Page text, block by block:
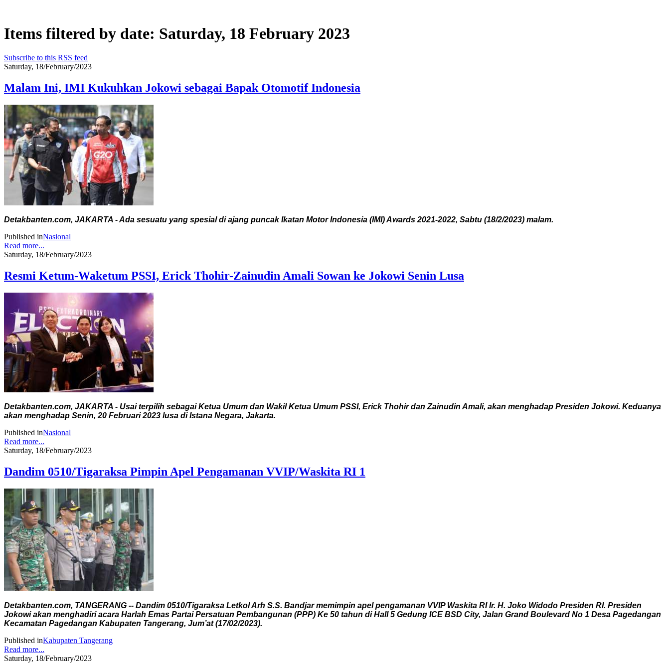
Items filtered by date: Saturday, 18 February 2023
Subscribe to this RSS feed
Saturday, 18/February/2023
Malam Ini, IMI Kukuhkan Jokowi sebagai Bapak Otomotif Indonesia
Detakbanten.com, JAKARTA - Ada sesuatu yang spesial di ajang puncak Ikatan Motor Indonesia (IMI) Awards 2021-2022, Sabtu (18/2/2023) malam.
Published inNasional
Read more...
Saturday, 18/February/2023
Resmi Ketum-Waketum PSSI, Erick Thohir-Zainudin Amali Sowan ke Jokowi Senin Lusa
Detakbanten.com, JAKARTA - Usai terpilih sebagai Ketua Umum dan Wakil Ketua Umum PSSI, Erick Thohir dan Zainudin Amali, akan menghadap Presiden Jokowi. Keduanya
akan menghadap Senin, 20 Februari 2023 lusa di Istana Negara, Jakarta.
Published inNasional
Read more...
Saturday, 18/February/2023
Dandim 0510/Tigaraksa Pimpin Apel Pengamanan VVIP/Waskita RI 1
Detakbanten.com, TANGERANG -- Dandim 0510/Tigaraksa Letkol Arh S.S. Bandjar memimpin apel pengamanan VVIP Waskita RI Ir. H. Joko Widodo Presiden RI. Presiden
Jokowi akan menghadiri acara Harlah Emas Partai Persatuan Pembangunan (PPP) Ke 50 tahun di Hall 5 Gedung ICE BSD City, Jalan Grand Boulevard No 1 Desa Pagedangan
Kecamatan Pagedangan Kabupaten Tangerang, Jum’at (17/02/2023).
Published inKabupaten Tangerang
Read more...
Saturday, 18/February/2023